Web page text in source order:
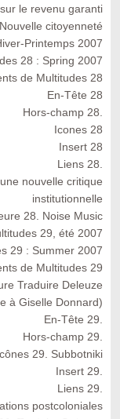
le revenu garanti
citoyenneté
Printemps 2007
28 : Spring 2007
de Multitudes 28
En-Tête 28
Hors-champ 28.
Icones 28
Insert 28
Liens 28.
nouvelle critique
institutionnelle
28. Noise Music
29, été 2007
29 : Summer 2007
de Multitudes 29
Traduire Deleuze
à Giselle Donnard)
En-Tête 29.
Hors-champ 29.
29. Subbotniki
Insert 29.
Liens 29.
postcoloniales